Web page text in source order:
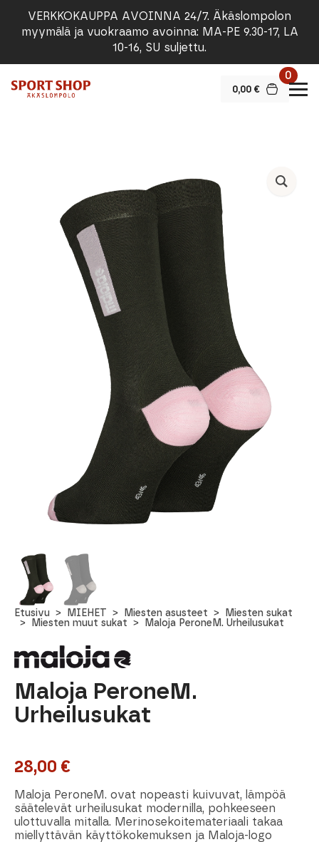
VERKKOKAUPPA AVOINNA 24/7. Äkäslompolon
myymälä ja vuokraamo avoinna: MA-PE 9.30-17, LA
10-16, SU suljettu.
0,00 €
0
Etusivu MIEHET Miesten asusteet
Miesten sukat
Miesten muut sukat
Maloja PeroneM. Urheilusukat
Maloja PeroneM.
Urheilusukat
28,00 €
Maloja PeroneM. ovat nopeasti kuivuvat, lämpöä
säätelevät urheilusukat modernilla, pohkeeseen
ulottuvalla mitalla. Merinosekoitemateriaali takaa
miellyttävän käyttökokemuksen ja Maloja-logo